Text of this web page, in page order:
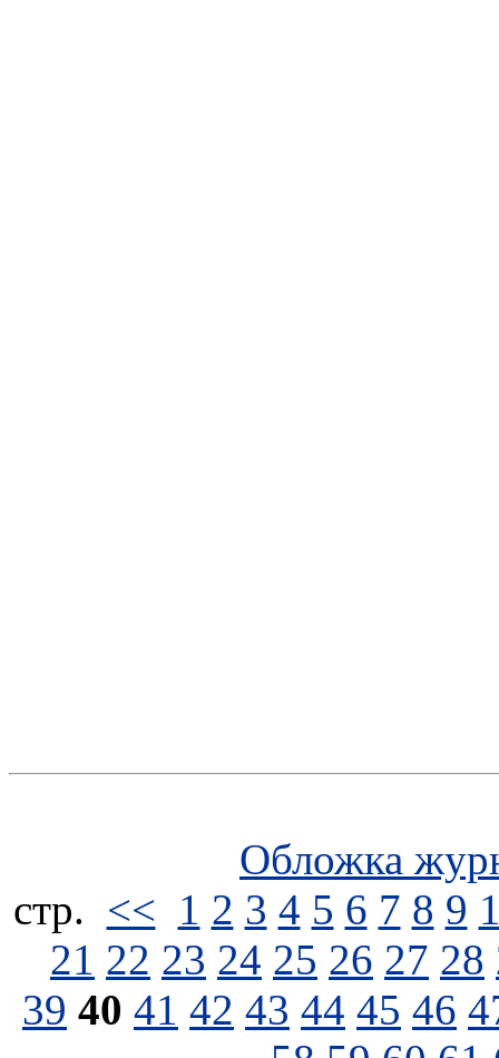
Обложка
стp. << 1 2 3 4 5 6 7 8 9
21 22 23 24 25 26 27 28
39 40 41 42 43 44 45 46